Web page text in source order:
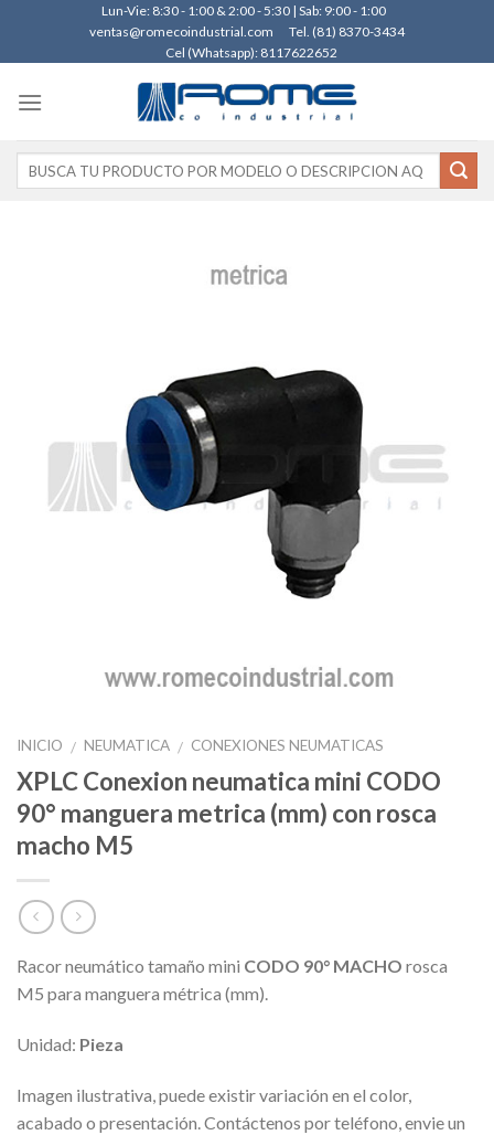
content
Lun-Vie: 8:30 - 1:00 & 2:00 - 5:30 | Sab: 9:00 - 1:00
ventas@romecoindustrial.com
Tel. (81) 8370-3434
Cel (Whatsapp): 8117622652
INICIO / NEUMATICA / CONEXIONES NEUMATICAS
XPLC Conexion neumatica mini CODO
90° manguera metrica (mm) con rosca
macho M5
Racor neumático tamaño mini CODO 90° MACHO rosca
M5 para manguera métrica (mm).
Unidad: Pieza
Imagen ilustrativa, puede existir variación en el color,
acabado o presentación. Contáctenos por teléfono, envie un